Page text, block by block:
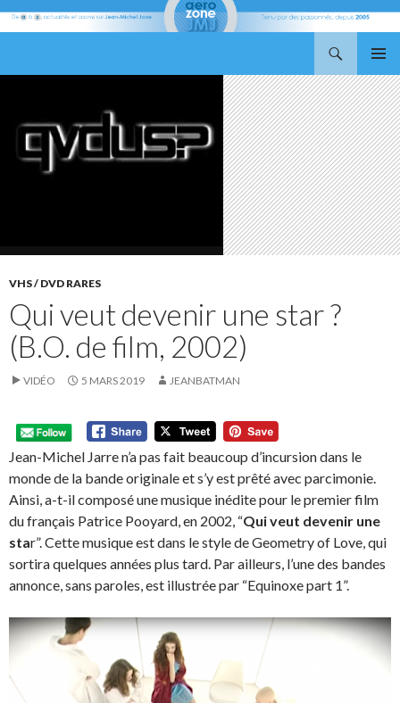
MENU
VHS / DVD RARES
Qui veut devenir une star ?
(B.O. de film, 2002)
VIDÉO 5 MARS 2019 JEANBATMAN
Jean-Michel Jarre n’a pas fait beaucoup d’incursion dans le
monde de la bande originale et s’y est prêté avec parcimonie.
Ainsi, a-t-il composé une musique inédite pour le premier film
du français Patrice Pooyard, en 2002, “Qui veut devenir une
star”. Cette musique est dans le style de Geometry of Love, qui
sortira quelques années plus tard. Par ailleurs, l’une des bandes
annonce, sans paroles, est illustrée par “Equinoxe part 1”.